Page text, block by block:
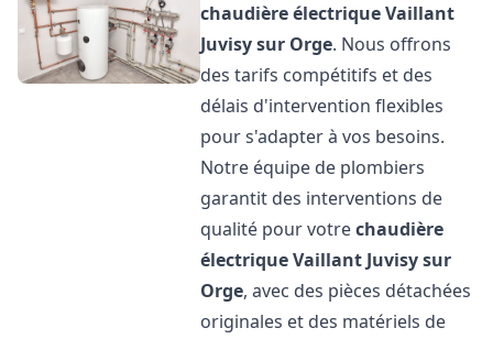
chaudière électrique Vaillant
Juvisy sur Orge. Nous offrons
des tarifs compétitifs et des
délais d'intervention flexibles
pour s'adapter à vos besoins.
Notre équipe de plombiers
garantit des interventions de
qualité pour votrechaudière
électrique Vaillant Juvisy sur
Orge, avec des pièces détachées
originales et des matériels de